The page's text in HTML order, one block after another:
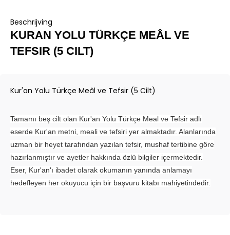
Beschrijving
KURAN YOLU TÜRKÇE MEÂL VE
TEFSIR (5 CILT)
Kur'an Yolu Türkçe Meâl ve Tefsir (5 Cilt)
Tamamı beş cilt olan Kur'an Yolu Türkçe Meal ve Tefsir adlı
eserde Kur'an metni, meali ve tefsiri yer almaktadır. Alanlarında
uzman bir heyet tarafından yazılan tefsir, mushaf tertibine göre
hazırlanmıştır ve ayetler hakkında özlü bilgiler içermektedir.
Eser, Kur'an'ı ibadet olarak okumanın yanında anlamayı
hedefleyen her okuyucu için bir başvuru kitabı mahiyetindedir.